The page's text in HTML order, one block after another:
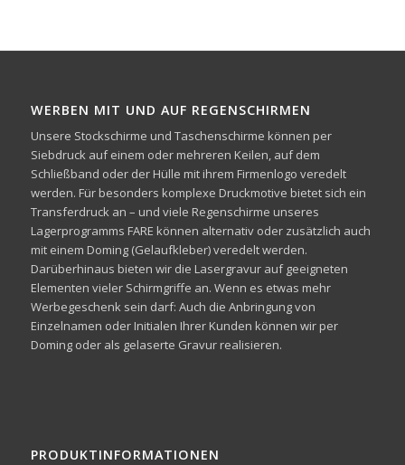
WERBEN MIT UND AUF REGENSCHIRMEN
Unsere Stockschirme und Taschenschirme können per
Siebdruck auf einem oder mehreren Keilen, auf dem
Schließband oder der Hülle mit ihrem Firmenlogo veredelt
werden. Für besonders komplexe Druckmotive bietet sich ein
Transferdruck an – und viele Regenschirme unseres
Lagerprogramms FARE können alternativ oder zusätzlich auch
mit einem Doming (Gelaufkleber) veredelt werden.
Darüberhinaus bieten wir die Lasergravur auf geeigneten
Elementen vieler Schirmgriffe an. Wenn es etwas mehr
Werbegeschenk sein darf: Auch die Anbringung von
Einzelnamen oder Initialen Ihrer Kunden können wir per
Doming oder als gelaserte Gravur realisieren.
PRODUKTINFORMATIONEN